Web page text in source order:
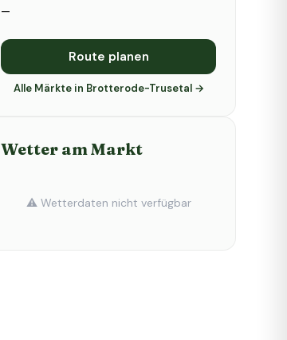
—
Route planen
Alle Märkte in Brotterode-Trusetal →
Wetter am Markt
⚠️ Wetterdaten nicht verfügbar